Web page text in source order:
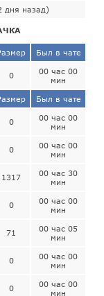
дня назад)
Был в чате
0
00 час 00
мин
Был в чате
0
00 час 00
мин
0
00 час 00
мин
1317
00 час 30
мин
0
00 час 00
мин
71
00 час 05
мин
0
00 час 00
мин
0
00 час 00
мин